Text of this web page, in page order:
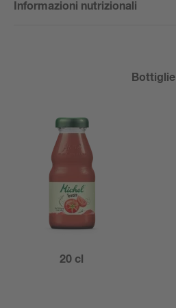
Informazioni nutrizionali
Bottiglie
20 cl